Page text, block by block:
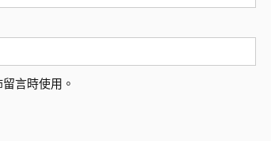
言時使用。